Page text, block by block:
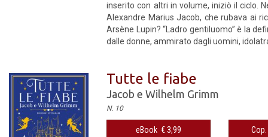
inserito con altri in volume, iniziò il ciclo.
Alexandre Marius Jacob, che rubava ai
Arsène Lupin? “Ladro gentiluomo” è la
dalle donne, ammirato dagli uomini,
Tutte le fiabe
Jacob e Wilhelm Grimm
N. 10
eBook € 3,99